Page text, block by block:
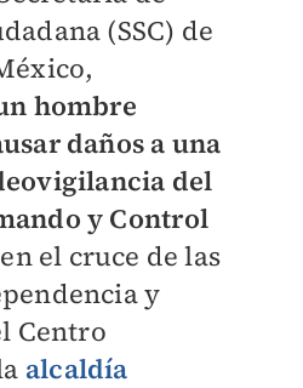
(SSC) de
hombre
daños a una
del
y Control
el cruce de las
y
Centro
alcaldía